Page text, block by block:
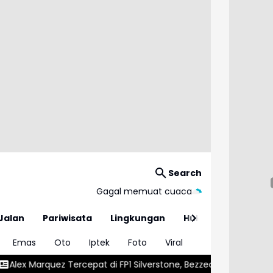
Search
Gagal memuat cuaca
Pariwisata Lingkungan
Hukum
Emas Oto Iptek Foto
Viral
di FP1 Silverstone, Bezzecchi Langsung Mengancam